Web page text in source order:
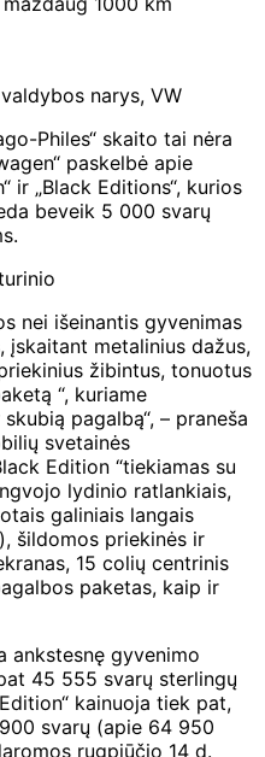
narys, VW
Philes“ skaito tai nėra
paskelbė apie
ir „Black Editions“, kurios
beveik 5 000 svarų
nei išeinantis gyvenimas
įskaitant metalinius dažus,
žibintus, tonuotus
“, kuriame
pagalbą“, – praneša
svetainės
Edition “tiekiamas su
lydinio ratlankiais,
galiniais langais
šildomos priekinės ir
15 colių centrinis
paketas, kaip ir
ankstesnę gyvenimo
45 555 svarų sterlingų
kainuoja tiek pat,
svarų (apie 64 950
rugpjūčio 14 d.